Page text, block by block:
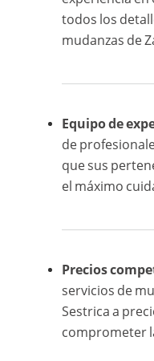
todos los
mudanzas de
Equipo de
de
que sus
el máximo
Precios
servicios de
Sestrica a
comprometer